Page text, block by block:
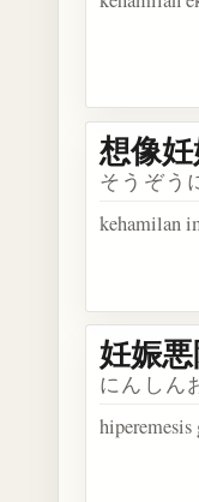
想像
そうぞう
kehamilan
妊娠
にんしん